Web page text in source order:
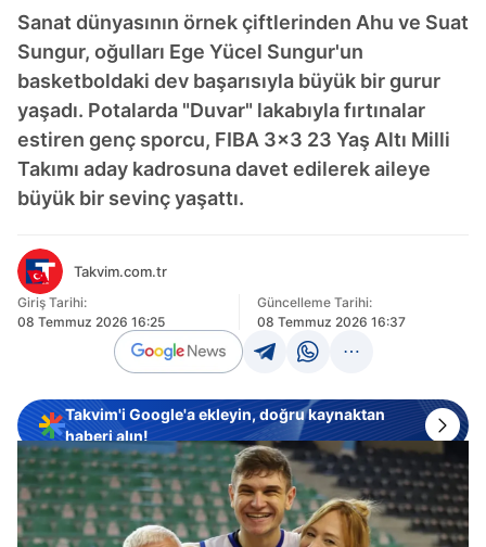
Sanat dünyasının örnek çiftlerinden Ahu ve Suat
Sungur, oğulları Ege Yücel Sungur'un
basketboldaki dev başarısıyla büyük bir gurur
yaşadı. Potalarda "Duvar" lakabıyla fırtınalar
estiren genç sporcu, FIBA 3x3 23 Yaş Altı Milli
Takımı aday kadrosuna davet edilerek aileye
büyük bir sevinç yaşattı.
Takvim.com.tr
Giriş Tarihi:
08 Temmuz 2026 16:25
Güncelleme Tarihi:
08 Temmuz 2026 16:37
Takvim'i Google'a ekleyin, doğru kaynaktan
haberi alın!